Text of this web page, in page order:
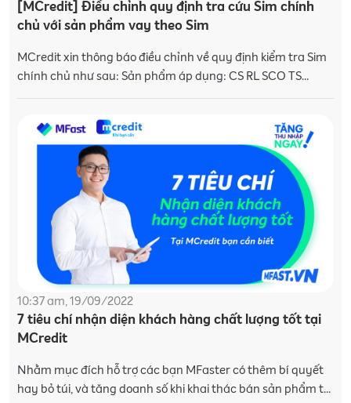
[MCredit] Điều chỉnh quy định tra cứu Sim chính
chủ với sản phẩm vay theo Sim
MCredit xin thông báo điều chỉnh về quy định kiểm tra Sim
chính chủ như sau: Sản phẩm áp dụng: CS RL SCO TS
MOBI 60 và CS RL SCO CIC VINA 60 Nội dung điều chỉn
10:37 am, 19/09/2022
7 tiêu chí nhận diện khách hàng chất lượng tốt tại
MCredit
Nhằm mục đích hỗ trợ các bạn MFaster có thêm bí quyết
hay bỏ túi, và tăng doanh số khi khai thác bán sản phẩm tài